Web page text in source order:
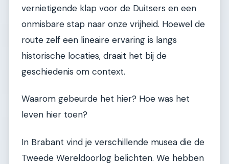
vernietigende klap voor de Duitsers en een
onmisbare stap naar onze vrijheid. Hoewel de
route zelf een lineaire ervaring is langs
historische locaties, draait het bij de
geschiedenis om context.
Waarom gebeurde het hier? Hoe was het
leven hier toen?
In Brabant vind je verschillende musea die de
Tweede Wereldoorlog belichten. We hebben